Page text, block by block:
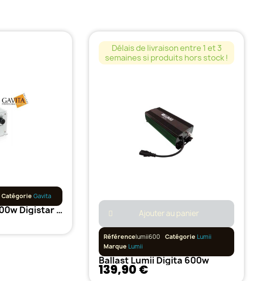
CatégorieGavita
Ballast GAVITA 400w Digistar Variable
Délais de livraison entre 1 et 3
semaines si produits hors stock !
Ajouter au panier
Référencelumii600 Catégorie Lumii
Marque Lumii
Ballast Lumii Digita 600w
139,90 €